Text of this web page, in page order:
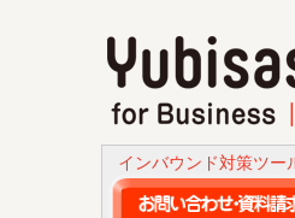
インバウンド対策ツー